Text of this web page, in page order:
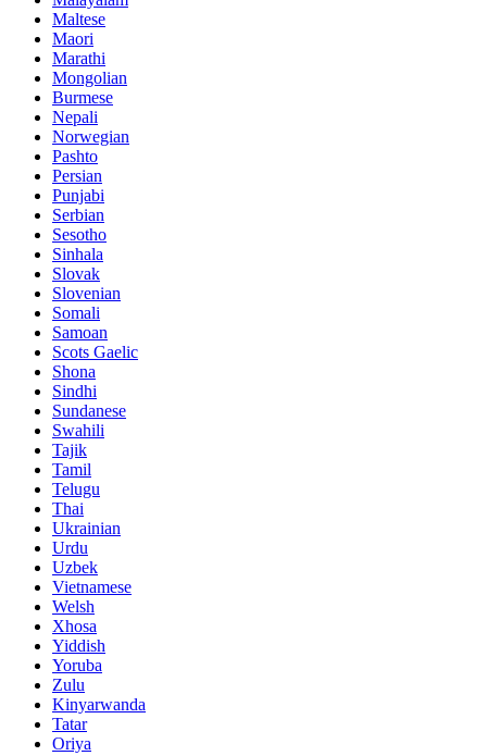
Maltese
Maori
Marathi
Mongolian
Burmese
Nepali
Norwegian
Pashto
Persian
Punjabi
Serbian
Sesotho
Sinhala
Slovak
Slovenian
Somali
Samoan
Scots Gaelic
Shona
Sindhi
Sundanese
Swahili
Tajik
Tamil
Telugu
Thai
Ukrainian
Urdu
Uzbek
Vietnamese
Welsh
Xhosa
Yiddish
Yoruba
Zulu
Kinyarwanda
Tatar
Oriya